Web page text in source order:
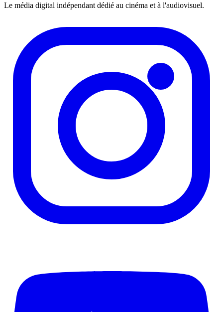
Le média digital indépendant dédié au cinéma et à l'audiovisuel.